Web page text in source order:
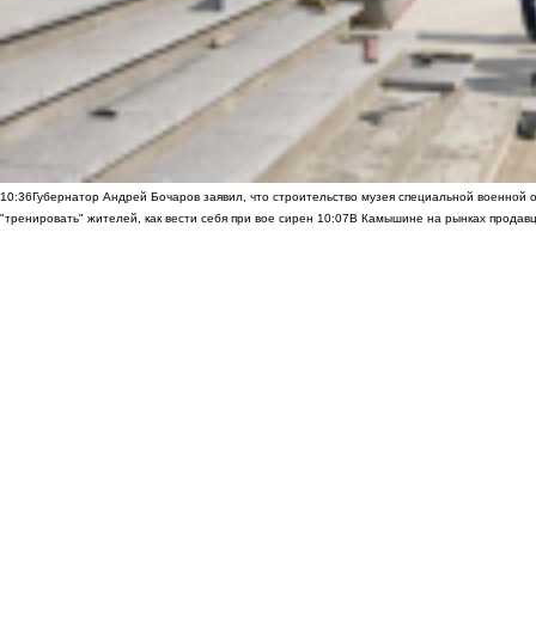
10:36Губернатор Андрей Бочаров заявил, что строительство музея специальной
"тренировать" жителей, как вести себя при вое сирен 10:07В Камышине на рынках